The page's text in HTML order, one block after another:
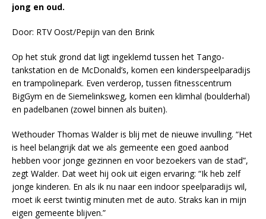
jong en oud.
Door: RTV Oost/Pepijn van den Brink
Op het stuk grond dat ligt ingeklemd tussen het Tango-
tankstation en de McDonald’s, komen een kinderspeelparadijs
en trampolinepark. Even verderop, tussen fitnesscentrum
BigGym en de Siemelinksweg, komen een klimhal (boulderhal)
en padelbanen (zowel binnen als buiten).
Wethouder Thomas Walder is blij met de nieuwe invulling. “Het
is heel belangrijk dat we als gemeente een goed aanbod
hebben voor jonge gezinnen en voor bezoekers van de stad”,
zegt Walder. Dat weet hij ook uit eigen ervaring: “Ik heb zelf
jonge kinderen. En als ik nu naar een indoor speelparadijs wil,
moet ik eerst twintig minuten met de auto. Straks kan in mijn
eigen gemeente blijven.”